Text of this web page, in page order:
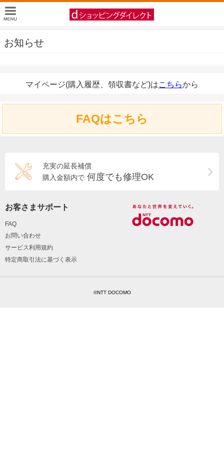
お知らせ
マイページ(購入履歴、領収書など)はこちらから
FAQはこちら
充実の延長補償
購入金額内で 何度でも修理OK
お客さまサポート
FAQ
お問い合わせ
サービス利用規約
特定商取引法に基づく表示
©NTT DOCOMO